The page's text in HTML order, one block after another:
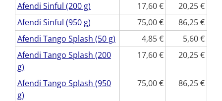
Afendi Sinful (200 g)
17,60
20,25
Afendi Sinful (950 g)
75,00
86,25
Afendi Tango Splash (50 g)
4,85
5,60
Afendi Tango Splash (200
g)
17,60 20,25
Afendi Tango Splash (950
g)
75,00 86,25